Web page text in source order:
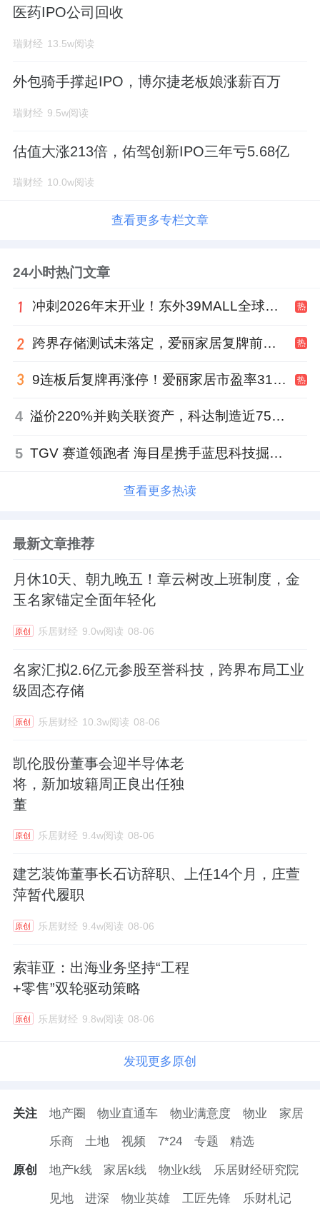
医药IPO公司回收
瑞财经 13.5w阅读
外包骑手撑起IPO，博尔捷老板娘涨薪百万
瑞财经 9.5w阅读
估值大涨213倍，佑驾创新IPO三年亏5.68亿
瑞财经 10.0w阅读
查看更多专栏文章
24小时热门文章
冲刺2026年末开业！东外39MALL全球招商启幕，重构东直门商圈格局 热
跨界存储测试未落定，爱丽家居复牌前自揭多重风险 热
9连板后复牌再涨停！爱丽家居市盈率318倍，跨界收购案尚未落地 热
4 溢价220%并购关联资产，科达制造近75亿元重组被否
5 TGV 赛道领跑者 海目星携手蓝思科技掘金先进封装
查看更多热读
最新文章推荐
月休10天、朝九晚五！章云树改上班制度，金
玉名家锚定全面年轻化
原创 乐居财经 9.0w阅读 08-06
名家汇拟2.6亿元参股至誉科技，跨界布局工业
级固态存储
原创 乐居财经 10.3w阅读 08-06
凯伦股份董事会迎半导体老
将，新加坡籍周正良出任独
董
原创 乐居财经 9.4w阅读 08-06
建艺装饰董事长石访辞职、上任14个月，庄萱
萍暂代履职
原创 乐居财经 9.4w阅读 08-06
索菲亚：出海业务坚持“工程
+零售”双轮驱动策略
原创 乐居财经 9.8w阅读 08-06
发现更多原创
关注 地产圈 物业直通车 物业满意度 物业 家居
乐商 土地 视频 7*24 专题 精选
原创 地产k线 家居k线 物业k线 乐居财经研究院
见地 进深 物业英雄 工匠先锋 乐财札记